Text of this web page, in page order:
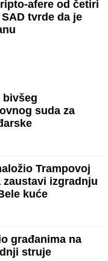
afere od četiri
tvrde da je
bivšeg
suda za
Trampovoj
izgradnju
kuće
građanima na
struje